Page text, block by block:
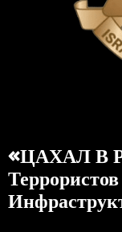
«ЦАХАЛ В